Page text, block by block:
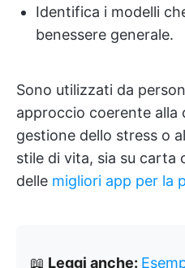
Identifica i modelli
benessere generale.
Sono utilizzati da
approccio coerente alla
gestione dello stress o
stile di vita, sia su carta
delle migliori app per la
📖 Leggi anche: